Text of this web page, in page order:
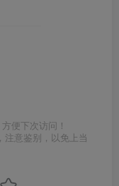
便下次访问！
意鉴别，以免上当